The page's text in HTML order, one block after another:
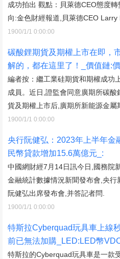
成功拍出 觀點：貝萊德CEO態度
向:金色財經報道,貝萊德CEO Larry
1900/1/1 0:00:00
碳酸鋰期貨及期權上市在即，
解的，都在這里了！_價值鏈:
編者按：繼工業硅期貨和期權成功
成員。近日,證監會同意廣期所碳
貨及期權上市后,廣期所新能源金屬
1900/1/1 0:00:00
央行阮健弘：2023年上半年金
民幣貸款增加15.6萬億元_:
中國網財經7月14日訊今日,國務院
金融統計數據情況新聞發布會,央
阮健弘出席發布會,并答記者問.
1900/1/1 0:00:00
特斯拉Cyberquad玩具車上線
前已無法加購_LED:LED幣
特斯拉的Cyberquad玩具車是一款